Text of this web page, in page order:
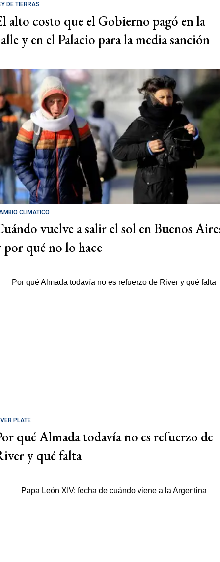
DE TIERRAS
alto costo que el Gobierno pagó en la
y en el Palacio para la media sanción
CLIMÁTICO
vuelve a salir el sol en Buenos
por qué no lo hace
PLATE
qué Almada todavía no es refuerzo de
y qué falta